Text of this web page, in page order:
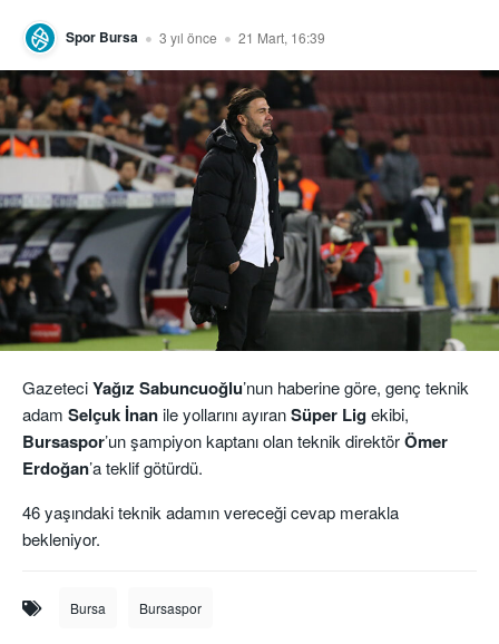
Spor Bursa 3 yıl önce 21 Mart, 16:39
GazeteciYağız Sabuncuoğlu’nun haberine göre, genç teknik
adam Selçuk İnanile yollarını ayıranSüper Ligekibi,
Bursaspor’un şampiyon kaptanı olan teknik direktörÖmer
Erdoğan’a teklif götürdü.
46 yaşındaki teknik adamın vereceği cevap merakla
bekleniyor.
Bursa Bursaspor